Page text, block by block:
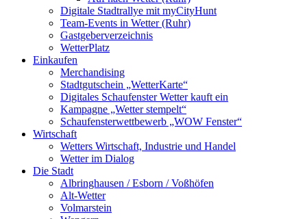
Digitale Stadtrallye mit myCityHunt
Team-Events in Wetter (Ruhr)
Gastgeberverzeichnis
WetterPlatz
Einkaufen
Merchandising
Stadtgutschein „WetterKarte“
Digitales Schaufenster Wetter kauft ein
Kampagne „Wetter stempelt“
Schaufensterwettbewerb „WOW Fenster“
Wirtschaft
Wetters Wirtschaft, Industrie und Handel
Wetter im Dialog
Die Stadt
Albringhausen / Esborn / Voßhöfen
Alt-Wetter​
Volmarstein